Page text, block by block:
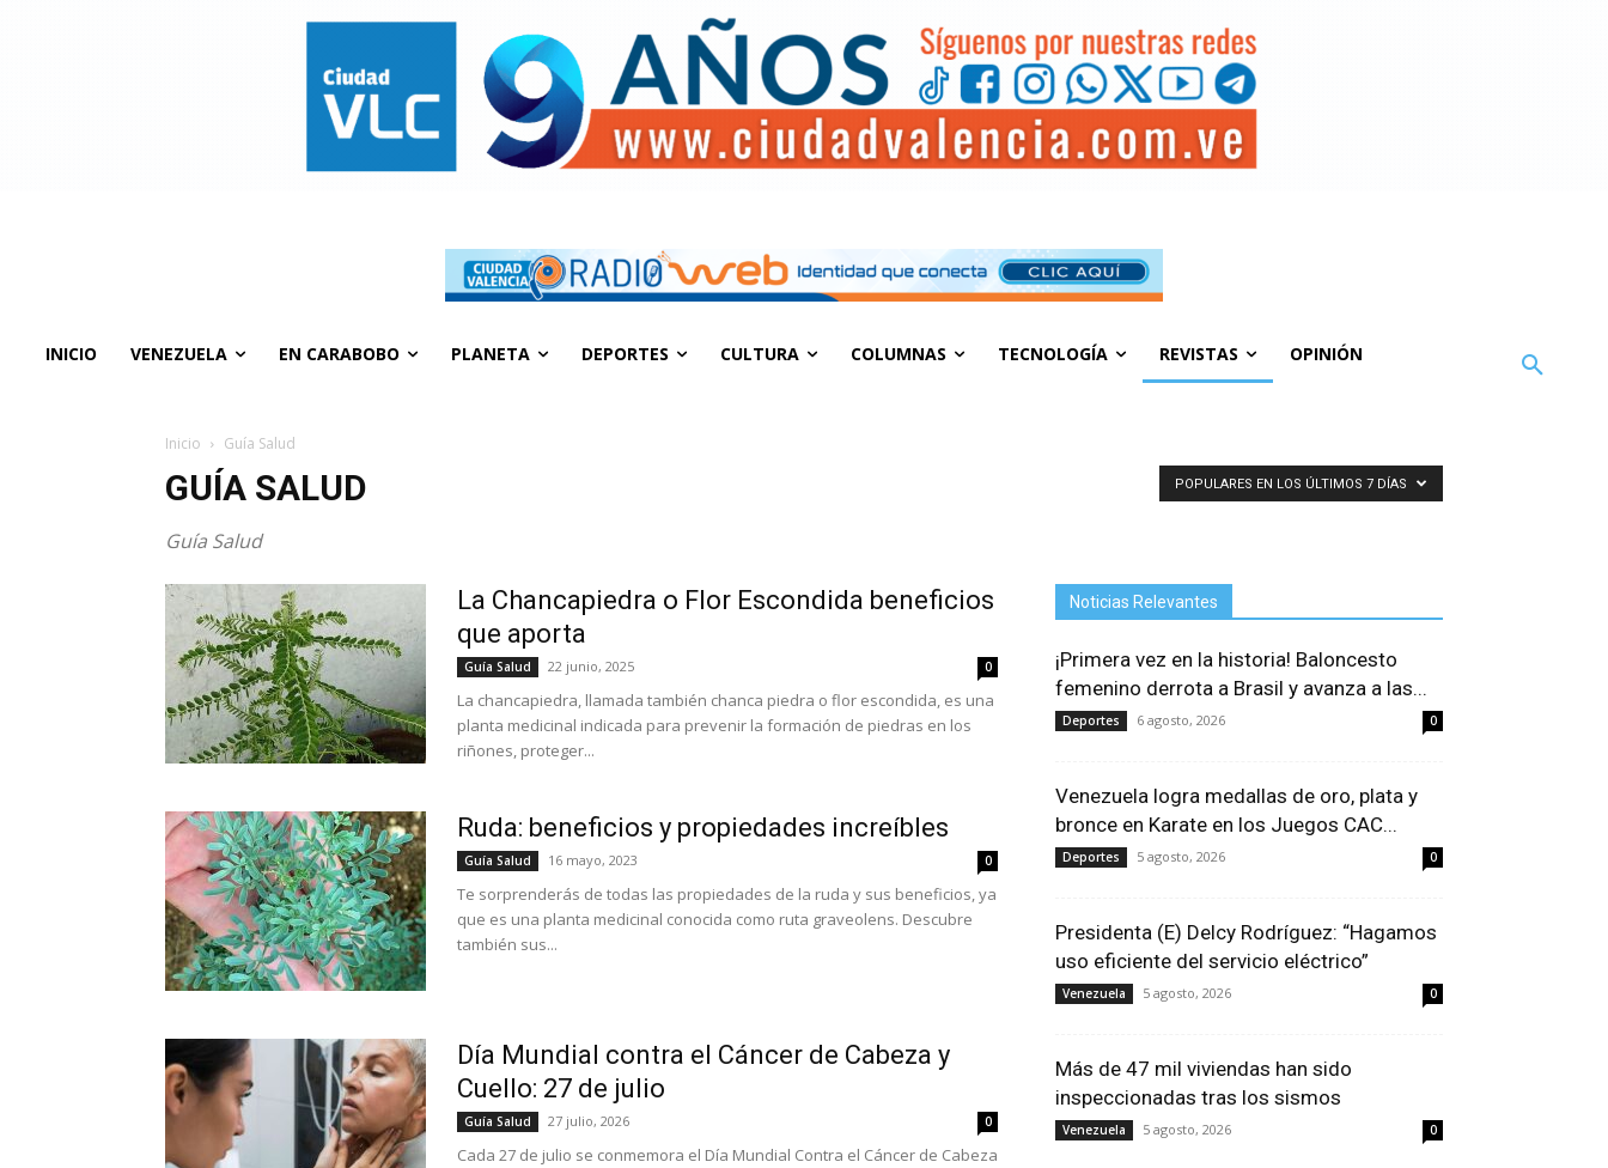
INICIO VENEZUELA EN CARABOBO PLANETA DEPORTES CULTURA COLUMNAS TECNOLOGÍA REVISTAS OPINIÓN
Inicio Guía Salud
GUÍA SALUD
Guía Salud
POPULARES EN LOS ÚLTIMOS 7 DÍAS
La Chancapiedra o Flor Escondida beneficios
que aporta
Guía Salud 22 junio, 2025 0
La chancapiedra, llamada también chanca piedra o flor escondida, es una
planta medicinal indicada para prevenir la formación de piedras en los
riñones, proteger...
Ruda: beneficios y propiedades increíbles
Guía Salud 16 mayo, 2023 0
Te sorprenderás de todas las propiedades de la ruda y sus beneficios, ya
que es una planta medicinal conocida como ruta graveolens. Descubre
también sus...
Día Mundial contra el Cáncer de Cabeza y
Cuello: 27 de julio
Guía Salud 27 julio, 2026 0
Cada 27 de julio se conmemora el Día Mundial Contra el Cáncer de Cabeza
Noticias Relevantes
¡Primera vez en la historia! Baloncesto
femenino derrota a Brasil y avanza a las...
Deportes 6 agosto, 2026 0
Venezuela logra medallas de oro, plata y
bronce en Karate en los Juegos CAC...
Deportes 5 agosto, 2026 0
Presidenta (E) Delcy Rodríguez: “Hagamos
uso eficiente del servicio eléctrico”
Venezuela 5 agosto, 2026 0
Más de 47 mil viviendas han sido
inspeccionadas tras los sismos
Venezuela 5 agosto, 2026 0